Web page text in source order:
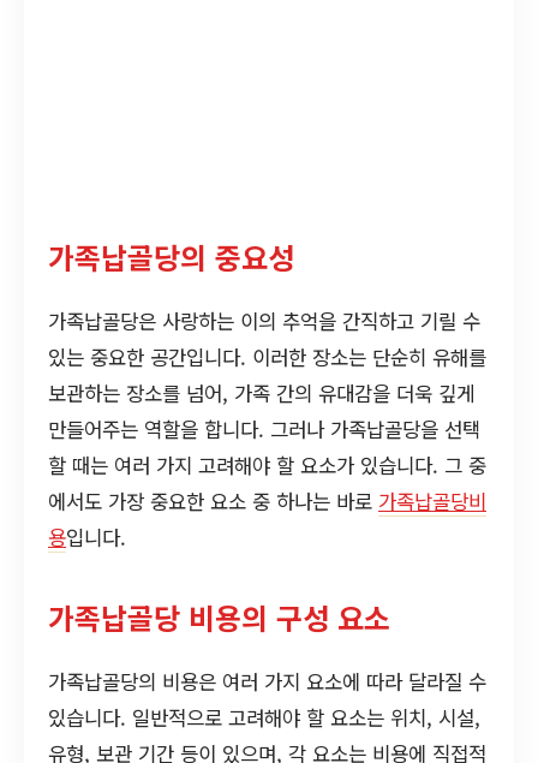
가족납골당의 중요성
가족납골당은 사랑하는 이의 추억을 간직하고 기릴 수
있는 중요한 공간입니다. 이러한 장소는 단순히 유해를
보관하는 장소를 넘어, 가족 간의 유대감을 더욱 깊게
만들어주는 역할을 합니다. 그러나 가족납골당을 선택
할 때는 여러 가지 고려해야 할 요소가 있습니다. 그 중
에서도 가장 중요한 요소 중 하나는 바로 가족납골당비
용입니다.
가족납골당 비용의 구성 요소
가족납골당의 비용은 여러 가지 요소에 따라 달라질 수
있습니다. 일반적으로 고려해야 할 요소는 위치, 시설,
유형, 보관 기간 등이 있으며, 각 요소는 비용에 직접적